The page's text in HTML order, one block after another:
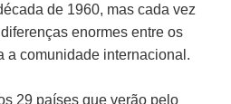
de 1960, mas cada vez
enormes entre os
a comunidade internacional.
29 países que verão pelo